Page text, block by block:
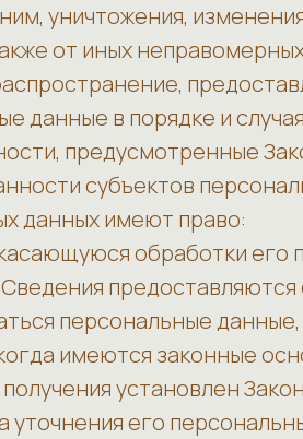
уничтожения,
от иных
данные в порядке и
предусмотренные
субъектов
данных имеют право:
обработки его
персональные
имеются законные
установлен
его